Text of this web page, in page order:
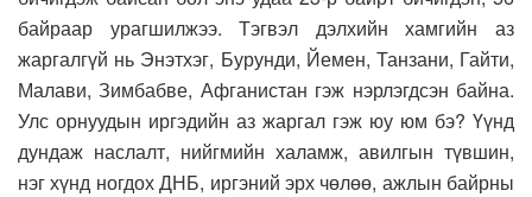
байраар урагшилжээ. Тэгвэл дэлхийн хамгийн аз
жаргалгүй нь Энэтхэг, Бурунди, Йемен, Танзани, Гайти,
Малави, Зимбабве, Афганистан гэж нэрлэгдсэн байна.
Улс орнуудын иргэдийн аз жаргал гэж юу юм бэ? Үүнд
дундаж наслалт, нийгмийн халамж, авилгын түвшин,
нэг хүнд ногдох ДНБ, иргэний эрх чөлөө, ажлын байрны